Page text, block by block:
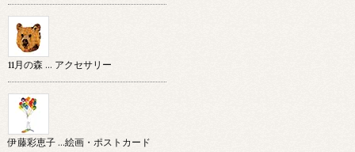
11月の森 … アクセサリー
伊藤彩恵子 …絵画・ポストカード